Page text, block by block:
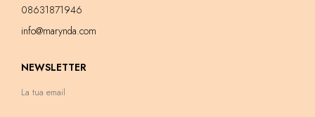
08631871946
info@marynda.com
NEWSLETTER